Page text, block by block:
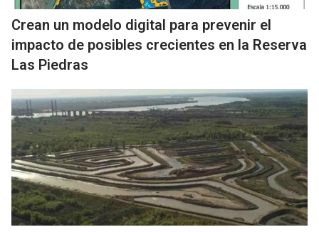
Crean un modelo digital para prevenir el
impacto de posibles crecientes en la Reserva
Las Piedras